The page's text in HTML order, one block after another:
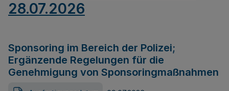
28.07.2026
Sponsoring im Bereich der Polizei;
Ergänzende Regelungen für die
Genehmigung von Sponsoringmaßnahmen